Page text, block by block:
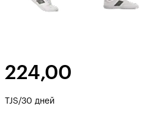
224,00
TJS/30 дней